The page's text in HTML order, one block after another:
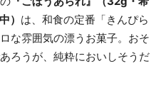
） は、和食の定番「きんぴら
な雰囲気の漂うお菓子。おそ
ろうが、純粋においしそうだ